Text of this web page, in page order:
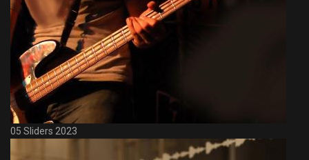
05 Sliders 2023